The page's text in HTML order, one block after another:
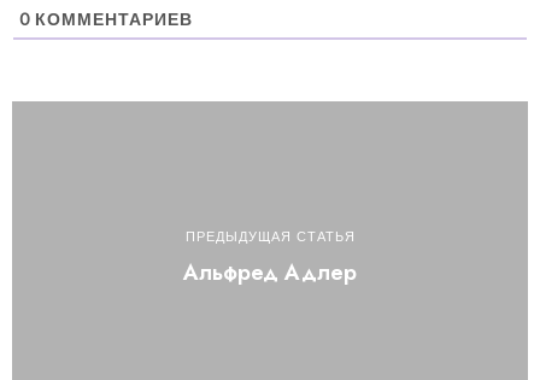
0 КОММЕНТАРИЕВ
ПРЕДЫДУЩАЯ СТАТЬЯ
Альфред Адлер